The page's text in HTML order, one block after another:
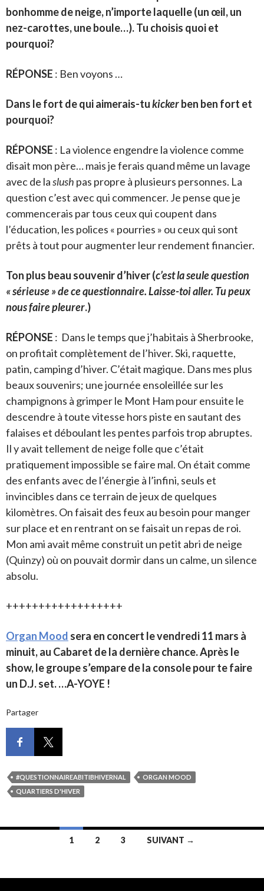
bonhomme de neige, n’importe laquelle (un œil, un
nez-carottes, une boule…). Tu choisis quoi et
pourquoi?
RÉPONSE : Ben voyons …
Dans le fort de qui aimerais-tukickerben ben fort et
pourquoi?
RÉPONSE : La violence engendre la violence comme
disait mon père… mais je ferais quand même un lavage
avec de laslush pas propre à plusieurs personnes. La
question c’est avec qui commencer. Je pense que je
commencerais par tous ceux qui coupent dans
l’éducation, les polices « pourries » ou ceux qui sont
prêts à tout pour augmenter leur rendement financier.
Ton plus beau souvenir d’hiver(c’est la seule question
« sérieuse » de ce questionnaire. Laisse-toi aller. Tu peux
nous faire pleurer.)
RÉPONSE : Dans le temps que j’habitais à Sherbrooke,
on profitait complètement de l’hiver. Ski, raquette,
patin, camping d’hiver. C’était magique. Dans mes plus
beaux souvenirs; une journée ensoleillée sur les
champignons à grimper le Mont Ham pour ensuite le
descendre à toute vitesse hors piste en sautant des
falaises et déboulant les pentes parfois trop abruptes.
Il y avait tellement de neige folle que c’était
pratiquement impossible se faire mal. On était comme
des enfants avec de l’énergie à l’infini, seuls et
invincibles dans ce terrain de jeux de quelques
kilomètres. On faisait des feux au besoin pour manger
sur place et en rentrant on se faisait un repas de roi.
Mon ami avait même construit un petit abri de neige
(Quinzy) où on pouvait dormir dans un calme, un silence
absolu.
++++++++++++++++++
Organ Mood sera en concert le vendredi 11 mars à
minuit, au Cabaret de la dernière chance. Après le
show, le groupe s’empare de la console pour te faire
un D.J. set. …A-YOYE !
Partager
#QUESTIONNAIREABITIBHIVERNAL
ORGAN MOOD
QUARTIERS D'HIVER
Navigation
articles
1 2 3 SUIVANT →